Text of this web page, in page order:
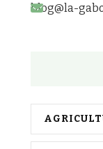
blog@la-